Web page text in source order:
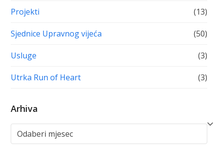
Projekti (13)
Sjednice Upravnog vijeća (50)
Usluge (3)
Utrka Run of Heart (3)
Arhiva
Arhiva